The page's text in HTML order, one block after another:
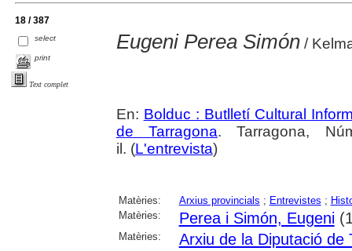
18 / 387
select
print
Text complet
Eugeni Perea Simón/
En: Bolduc : Butlletí Cultural
de Tarragona. Tarragona,
il. (L'entrevista)
Matèries: Arxius provincials ; Entrevistes ;
Matèries:
Perea i Simón, Eugeni
Matèries: Arxiu de la Diputació de